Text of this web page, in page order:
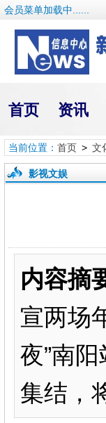
会员菜单加载中......
首页 资讯
当前位置： 首页> 文
影视文娱
内容摘
宣两场
夜”南
集结，